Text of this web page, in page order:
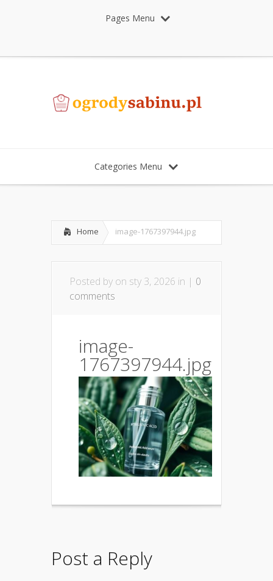
Pages Menu
Categories Menu
Home image-1767397944.jpg
Posted by on sty 3, 2026 in | 0
comments
image-
1767397944.jpg
Post a Reply